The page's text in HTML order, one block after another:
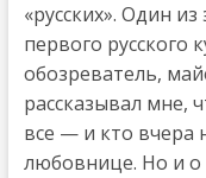
«русских». Один
первого русского
обозреватель,
рассказывал мне,
все — и кто вчера
любовнице. Но и о